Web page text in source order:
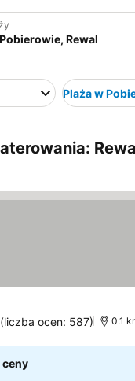
Plaża w
(liczba ocen: 587) 0.1
ceny